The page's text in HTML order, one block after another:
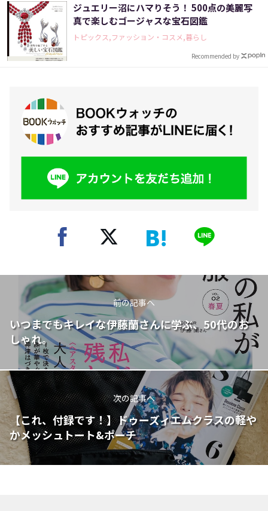
ジュエリー沼にハマりそう！ 500点の美麗写
真で楽しむゴージャスな宝石図鑑
トピックス,ファッション・コスメ,暮らし
Recommended by
前の記事へ
いつまでもキレイな伊藤蘭さんに学ぶ、50代のお
しゃれ。
次の記事へ
【これ、付録です！】ドゥーズィエムクラスの軽や
かメッシュトート&ポーチ